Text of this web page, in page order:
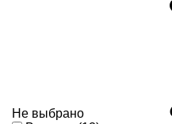
Не выбрано